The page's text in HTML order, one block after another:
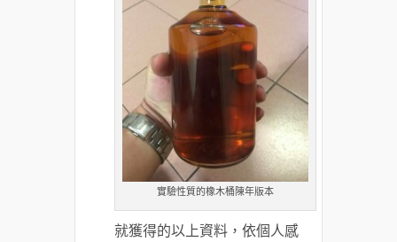
實驗性質的橡木桶陳年版本
就獲得的以上資料，依個人感